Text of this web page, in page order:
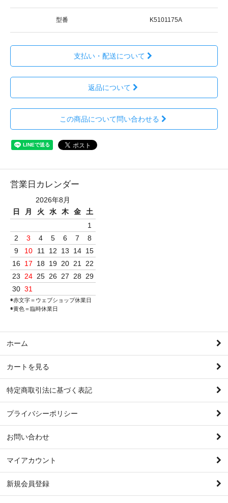
型番 K5101175A
支払い・配送について
返品について
この商品について問い合わせる
営業日カレンダー
2026年8月
日
月 火 水 木 金
土
1
2
3 4 5 6 7
8
9
10 11 12 13 14 15
16
17 18 19 20 21
22
23
24 25 26 27 28
29
30 31
◉赤文字＝ウェブショップ休業日
◉黄色＝臨時休業日
ホーム
カートを見る
特定商取引法に基づく表記
プライバシーポリシー
お問い合わせ
マイアカウント
新規会員登録